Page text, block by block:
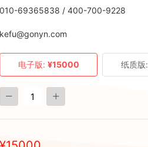
010-69365838 / 400-700-9228
kefu@gonyn.com
电子版: ¥15000 纸质版: